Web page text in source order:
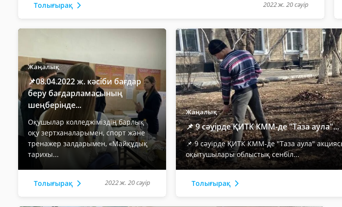
Толығырақ 2022 ж. 20 сәуір
Жаңалық
📌08.04.2022 ж. кәсіби бағдар
беру бағдарламасының
шеңберінде...
Оқушылар колледжіміздің барлық
оқу зертханаларымен, спорт және
тренажер залдарымен, «Майқұдық
тарихы...
Толығырақ 2022 ж. 20 сәуір
Жаңалық
📌 9 сәуірде ҚИТК КММ-де "Таза аула"...
📌 9 сәуірде ҚИТК КММ-де "Таза аула"
оқытушылары облыстық сенбіл...
Толығырақ